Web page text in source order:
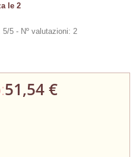
le 2
5/5 -Nº valutazioni: 2
51,54 €